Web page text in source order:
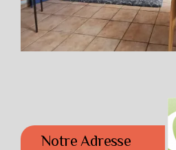
Notre Adresse